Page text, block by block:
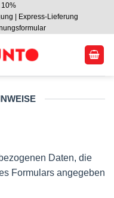
| Express-Lieferung
Daten, die
Formulars angegeben